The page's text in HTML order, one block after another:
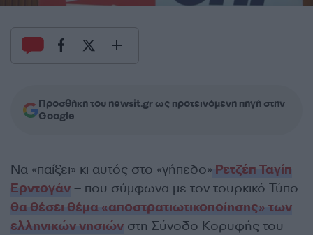
Προσθήκη του newsit.gr ως προτεινόμενη πηγή στην
Google
Να «παίξει» κι αυτός στο «γήπεδο» Ρετζέπ Ταγίπ
Ερντογάν – που σύμφωνα με τον τουρκικό Τύπο
θα θέσει θέμα «αποστρατιωτικοποίησης» των
ελληνικών νησιών στη Σύνοδο Κορυφής του